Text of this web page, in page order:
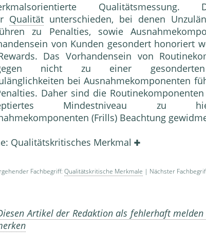
Qualitätsmessung.
Qualität unterschieden, bei denen
zu Penalties, sowie
von Kunden gesondert honoriert
Das Vorhandensein von
nicht zu einer gesonderten
bei Ausnahmekomponenten
Daher sind die
Mindestniveau zu
(Frills) Beachtung
Qualitätskritisches Merkmal
Fachbegriff: Qualitätskritische Merkmale | Nächster
Artikel der Redaktion als fehlerhaft